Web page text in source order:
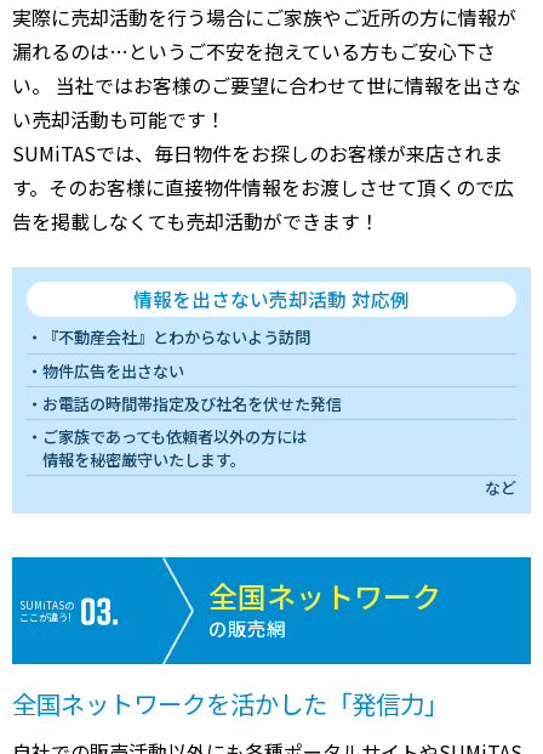
実際に売却活動を行う場合にご家族やご近所の方に情報が
漏れるのは…というご不安を抱えている方もご安心下さ
い。 当社ではお客様のご要望に合わせて世に情報を出さな
い売却活動も可能です！
SUMiTASでは、毎日物件をお探しのお客様が来店されま
す。そのお客様に直接物件情報をお渡しさせて頂くので広
告を掲載しなくても売却活動ができます！
情報を出さない売却活動 対応例
『不動産会社』とわからないよう訪問
物件広告を出さない
お電話の時間帯指定及び社名を伏せた発信
ご家族であっても依頼者以外の方には
情報を秘密厳守いたします。
など
SUMiTASの
ここが違う!
全国ネットワーク
の販売網
全国ネットワークを活かした「発信力」